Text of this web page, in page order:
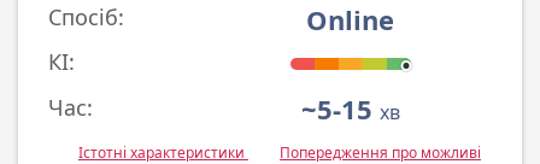
Спосіб: Online
КІ:
Час:
~5-15 хв
Істотні характеристики
Попередження про можливі